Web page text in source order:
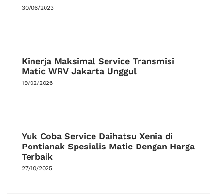
30/06/2023
Kinerja Maksimal Service Transmisi
Matic WRV Jakarta Unggul
19/02/2026
Yuk Coba Service Daihatsu Xenia di
Pontianak Spesialis Matic Dengan Harga
Terbaik
27/10/2025